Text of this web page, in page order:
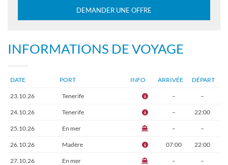
DEMANDER UNE OFFRE
INFORMATIONS DE VOYAGE
DATE PORT INFO ARRIVÉE DÉPART
23.10.26 Tenerife – –
24.10.26 Tenerife – 22:00
25.10.26 En mer – –
26.10.26 Madère 07:00 22:00
27.10.26 En mer – –